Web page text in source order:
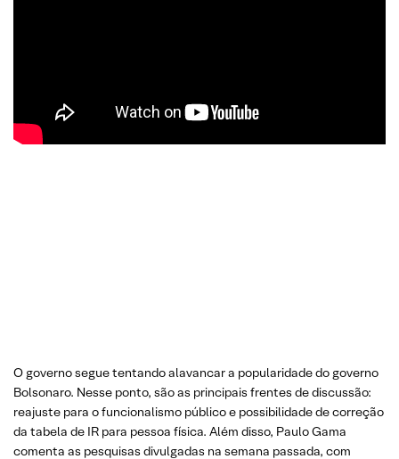
O governo segue tentando alavancar a popularidade do governo
Bolsonaro. Nesse ponto, são as principais frentes de discussão:
reajuste para o funcionalismo público e possibilidade de correção
da tabela de IR para pessoa física. Além disso, Paulo Gama
comenta as pesquisas divulgadas na semana passada, com